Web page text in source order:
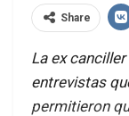
Share
La ex
entrevistas
permitieron